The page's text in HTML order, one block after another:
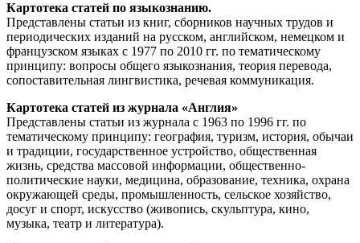
Картотека статей по языкознанию.
Представлены статьи из книг, сборников научных трудов и
периодических изданий на русском, английском, немецком и
французском языках с 1977 по 2010 гг. по тематическому
принципу: вопросы общего языкознания, теория перевода,
сопоставительная лингвистика, речевая коммуникация.
Картотека статей из журнала «Англия»
Представлены статьи из журнала с 1963 по 1996 гг. по
тематическому принципу: география, туризм, история, обычаи
и традиции, государственное устройство, общественная
жизнь, средства массовой информации, общественно-
политические науки, медицина, образование, техника, охрана
окружающей среды, промышленность, сельское хозяйство,
досуг и спорт, искусство (живопись, скульптура, кино,
музыка, театр и литература).